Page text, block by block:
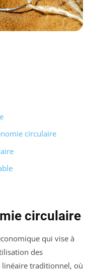
circulaire
circulaire
qui vise à
des
linéaire traditionnel, où